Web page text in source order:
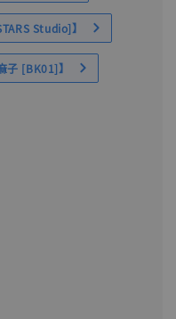
Studio]】
子 [BK01]】